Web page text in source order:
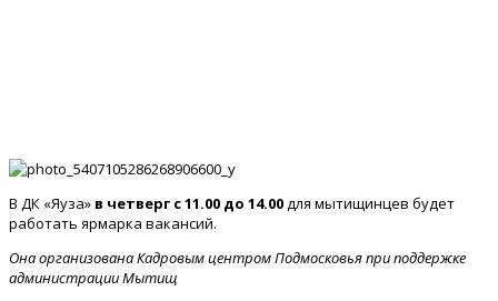
В ДК «Яуза» в четверг с 11.00 до 14.00для мытищинцев будет
работать ярмарка вакансий.
Она организована Кадровым центром Подмосковья при поддержке
администрации Мытищ